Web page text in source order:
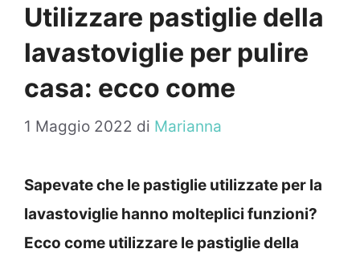
Utilizzare pastiglie della
lavastoviglie per pulire
casa: ecco come
1 Maggio 2022 di Marianna
Sapevate che le pastiglie utilizzate per la
lavastoviglie hanno molteplici funzioni?
Ecco come utilizzare le pastiglie della